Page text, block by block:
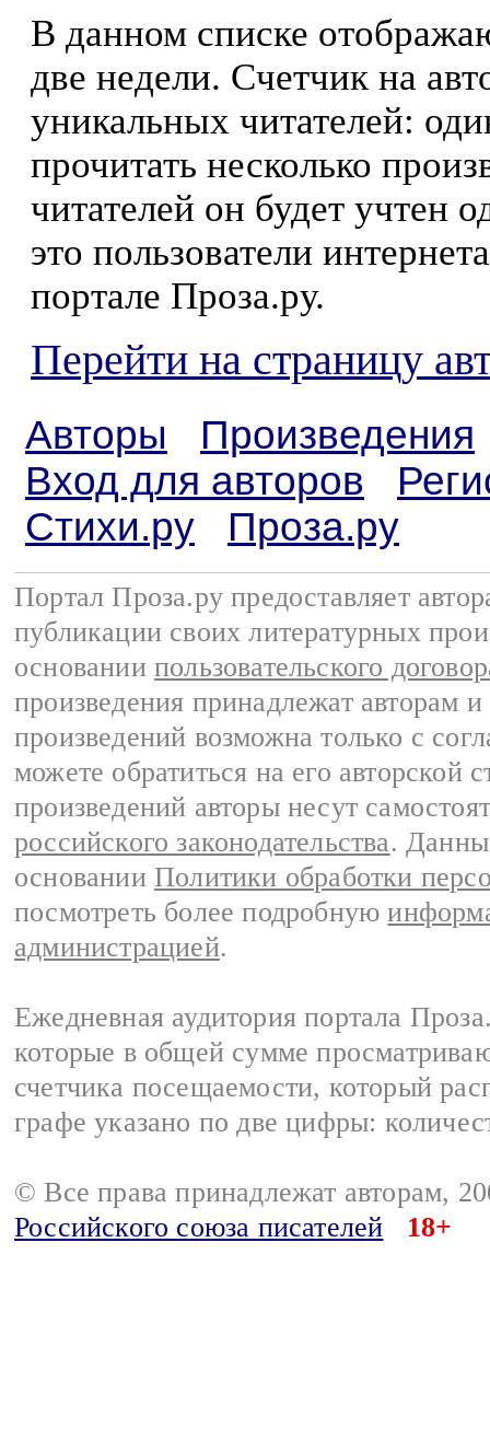
В данном списке
две недели. Счетчик на
уникальных читателей:
прочитать несколько
читателей он будет учтен
это пользователи
портале Проза.ру.
Перейти на страницу
Авторы
Произведения
Вход для авторов
Стихи.ру
Проза.ру
Портал Проза.ру предоставляет
публикации своих литературных
основании пользовательского
произведения принадлежат авторам
произведений возможна только с
можете обратиться на его авторской
произведений авторы несут
российского законодательства.
основании Политики обработки
посмотреть более подробную
администрацией.
Ежедневная аудитория портала
которые в общей сумме
счетчика посещаемости, который
графе указано по две цифры:
© Все права принадлежат авторам,
Российского союза писателей
18+